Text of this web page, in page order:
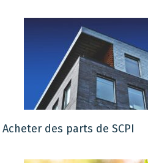
Acheter des parts de SCPI